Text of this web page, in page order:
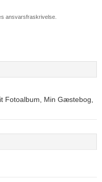
ansvarsfraskrivelse.
Fotoalbum, Min Gæstebog,